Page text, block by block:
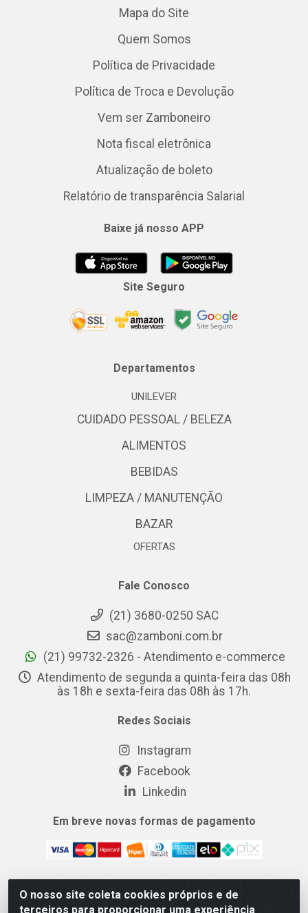
O nosso site coleta cookies próprios e de
terceiros para proporcionar uma experiência
Mapa do Site
Quem Somos
Política de Privacidade
Política de Troca e Devolução
Vem ser Zamboneiro
Nota fiscal eletrônica
Atualização de boleto
Relatório de transparência Salarial
Baixe já nosso APP
Site Seguro
Departamentos
UNILEVER
CUIDADO PESSOAL / BELEZA
ALIMENTOS
BEBIDAS
LIMPEZA / MANUTENÇÃO
BAZAR
OFERTAS
Fale Conosco
(21) 3680-0250 SAC
sac@zamboni.com.br
(21) 99732-2326 - Atendimento e-commerce
Atendimento de segunda a quinta-feira das 08h
às 18h e sexta-feira das 08h às 17h.
Redes Sociais
Instagram
Facebook
Linkedin
Em breve novas formas de pagamento
MIX CERTO DISTRIBUIDORA DE COSMÉTICOS ALIMENTOS E